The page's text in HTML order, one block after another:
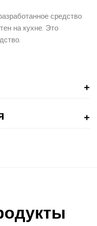
средство
на кухне. Это